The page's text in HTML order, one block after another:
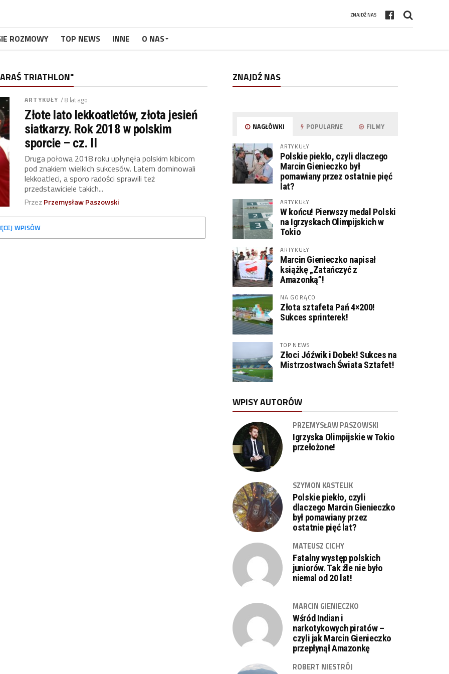
ZNAJDŹ NAS
ROZMOWY TOP NEWS INNE O NAS
TRIATHLON"
ARTYKUŁY / 8 lat ago
Złote lato lekkoatletów, złota jesień
siatkarzy. Rok 2018 w polskim
sporcie – cz. II
Druga połowa 2018 roku upłynęła polskim kibicom
pod znakiem wielkich sukcesów. Latem dominowali
lekkoatleci, a sporo radości sprawili też
przedstawiciele takich...
PrzezPrzemysław Paszowski
WPISÓW
ZNAJDŹ NAS
NAGŁÓWKI POPULARNE FILMY
ARTYKUŁY
Polskie piekło, czyli dlaczego
Marcin Gienieczko był
pomawiany przez ostatnie pięć
lat?
ARTYKUŁY
W końcu! Pierwszy medal Polski
na Igrzyskach Olimpijskich w
Tokio
ARTYKUŁY
Marcin Gienieczko napisał
książkę „Zatańczyć z
Amazonką”!
NA GORĄCO
Złota sztafeta Pań 4×200!
Sukces sprinterek!
TOP NEWS
Złoci Jóźwik i Dobek! Sukces na
Mistrzostwach Świata Sztafet!
WPISY AUTORÓW
PRZEMYSŁAW PASZOWSKI
Igrzyska Olimpijskie w Tokio
przełożone!
SZYMON KASTELIK
Polskie piekło, czyli
dlaczego Marcin Gienieczko
był pomawiany przez
ostatnie pięć lat?
MATEUSZ CICHY
Fatalny występ polskich
juniorów. Tak źle nie było
niemal od 20 lat!
MARCIN GIENIECZKO
Wśród Indian i
narkotykowych piratów –
czyli jak Marcin Gienieczko
przepłynął Amazonkę
ROBERT NIESTRÓJ